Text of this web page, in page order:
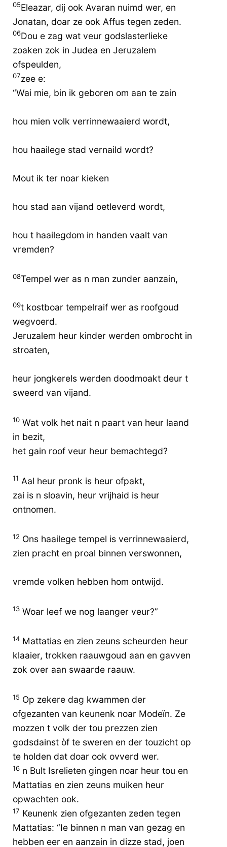
05Eleazar, dij ook Avaran nuimd wer, en
Jonatan, doar ze ook Affus tegen zeden.
06Dou e zag wat veur godslasterlieke
zoaken zok in Judea en Jeruzalem
ofspeulden,
07zee e:
“Wai mie, bin ik geboren om aan te zain
hou mien volk verrinnewaaierd wordt,
hou haailege stad vernaild wordt?
Mout ik ter noar kieken
hou stad aan vijand oetleverd wordt,
hou t haailegdom in handen vaalt van
vremden?
08Tempel wer as n man zunder aanzain,
09t kostboar tempelraif wer as roofgoud
wegvoerd.
Jeruzalem heur kinder werden ombrocht in
stroaten,
heur jongkerels werden doodmoakt deur t
sweerd van vijand.
10 Wat volk het nait n paart van heur laand
in bezit,
het gain roof veur heur bemachtegd?
11 Aal heur pronk is heur ofpakt,
zai is n sloavin, heur vrijhaid is heur
ontnomen.
12 Ons haailege tempel is verrinnewaaierd,
zien pracht en proal binnen verswonnen,
vremde volken hebben hom ontwijd.
13 Woar leef we nog laanger veur?”
14 Mattatias en zien zeuns scheurden heur
klaaier, trokken raauwgoud aan en gavven
zok over aan swaarde raauw.
15 Op zekere dag kwammen der
ofgezanten van keunenk noar Modeïn. Ze
mozzen t volk der tou prezzen zien
godsdainst òf te sweren en der touzicht op
te holden dat doar ook ovverd wer.
16 n Bult Isrelieten gingen noar heur tou en
Mattatias en zien zeuns muiken heur
opwachten ook.
17 Keunenk zien ofgezanten zeden tegen
Mattatias: “Ie binnen n man van gezag en
hebben eer en aanzain in dizze stad, joen